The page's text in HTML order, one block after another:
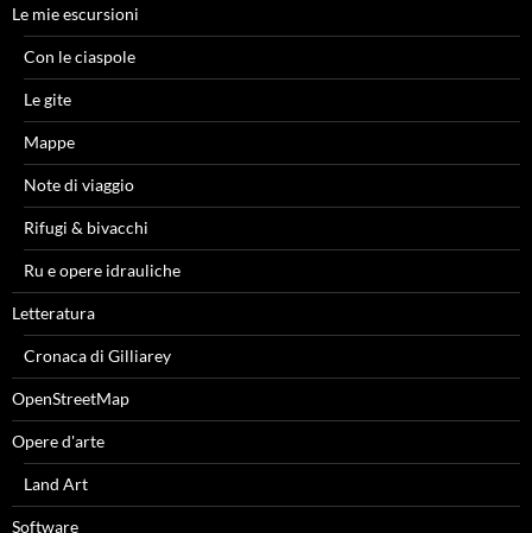
Le mie escursioni
Con le ciaspole
Le gite
Mappe
Note di viaggio
Rifugi & bivacchi
Ru e opere idrauliche
Letteratura
Cronaca di Gilliarey
OpenStreetMap
Opere d'arte
Land Art
Software